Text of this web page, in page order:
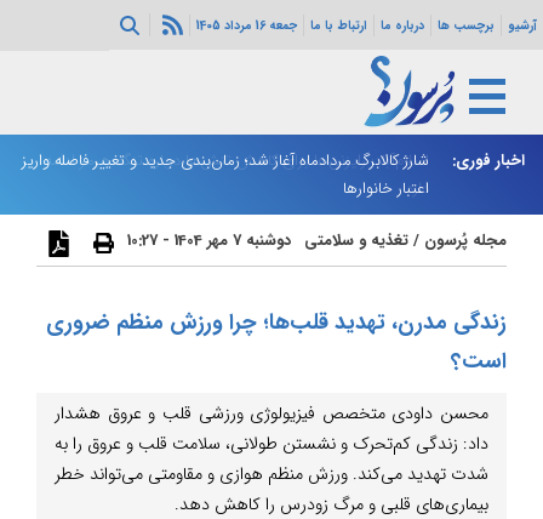
آرشیو برچسب ها درباره ما ارتباط با ما جمعه 16 مرداد 1405
اخبار فوری:
هرمز ادامه
شارژ کالابرگ مردادماه آغاز شد؛ زمان‌بندی جدید و تغییر فاصله واریز
اعتبار خانوارها
مجله پُرسون /تغذیه و سلامتی دوشنبه 7 مهر 1404 - 10:27
زندگی مدرن، تهدید قلب‌ها؛ چرا ورزش منظم ضروری
است؟
محسن داودی متخصص فیزیولوژی ورزشی قلب و عروق هشدار
داد: زندگی کم‌تحرک و نشستن طولانی، سلامت قلب و عروق را به
شدت تهدید می‌کند. ورزش منظم هوازی و مقاومتی می‌تواند خطر
بیماری‌های قلبی و مرگ زودرس را کاهش دهد.